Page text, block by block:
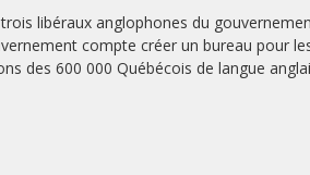
libéraux anglophones du
compte créer un bureau pour
des 600 000 Québécois de langue